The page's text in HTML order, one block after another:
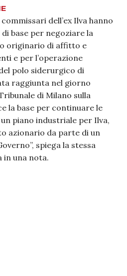
dell’ex Ilva hanno
base per negoziare la
originario di affitto e
e per l’operazione
polo siderurgico di
raggiunta nel giorno
di Milano sulla
la base per continuare le
piano industriale per Ilva,
azionario da parte di un
spiega la stessa
in una nota.